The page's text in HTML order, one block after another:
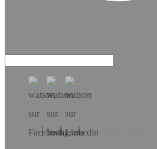
Téléchargez l’app!